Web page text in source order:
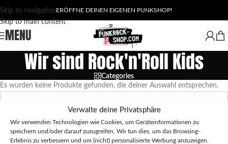
Verwalte deine Privatsphäre
Wir verwenden Technologien wie Cookies, um Geräteinformationen zu
speichern und/oder darauf zuzugreifen. Wir tun dies, um das Browsing-
Erlebnis zu verbessern und um (nicht) personalisierte Werbung anzuzeigen.
Skip to navigation
Skip to main content
ERÖFFNE DEINEN EIGENEN PUNKSHOP!
MENU
Wir sind Rock'n'Roll Kids
Categories
Es wurden keine Produkte gefunden, die deiner Auswahl entsprechen.